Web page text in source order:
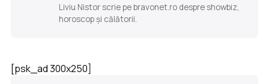
Liviu Nistor scrie pe bravonet.ro despre showbiz,
horoscop și călătorii.
[psk_ad 300x250]